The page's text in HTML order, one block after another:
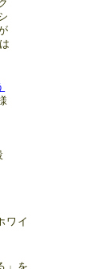
ワイ
」を